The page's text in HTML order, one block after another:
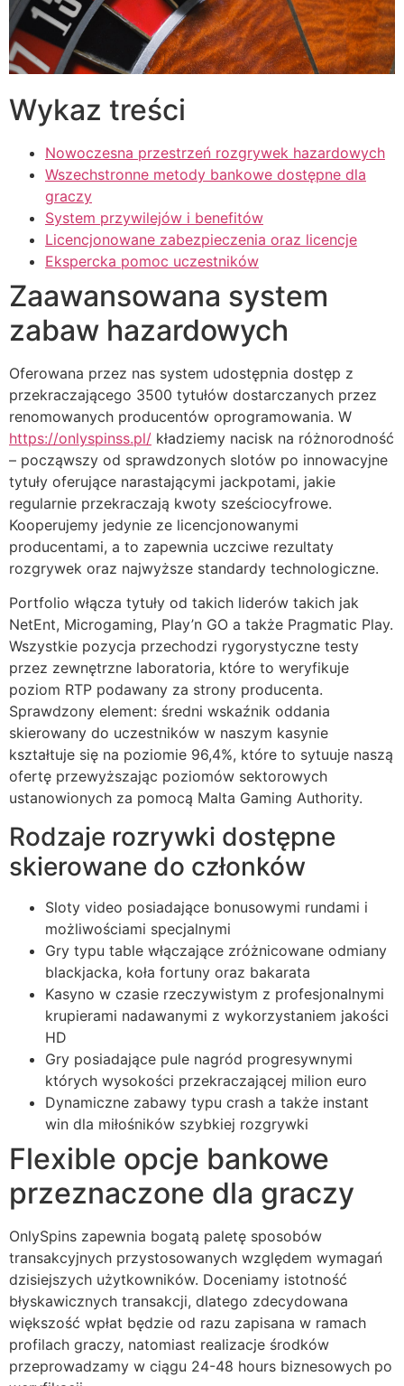
panel
panel
panel
panel
panel
panel
panel
satın al
satın al
panel
panel
panel
panel
panel
panel
panel
panel
panel
panel
panel
panel
panel
panel
panel
panel
panel
Panel
Panel
oku
Panel
Panel
panel
Oku
Wykaz treści
Nowoczesna przestrzeń rozgrywek hazardowych
Wszechstronne metody bankowe dostępne dla
graczy
System przywilejów i benefitów
Licencjonowane zabezpieczenia oraz licencje
Ekspercka pomoc uczestników
Zaawansowana system
zabaw hazardowych
Oferowana przez nas system udostępnia dostęp z
przekraczającego 3500 tytułów dostarczanych przez
renomowanych producentów oprogramowania. W
https://onlyspinss.pl/ kładziemy nacisk na różnorodność
– począwszy od sprawdzonych slotów po innowacyjne
tytuły oferujące narastającymi jackpotami, jakie
regularnie przekraczają kwoty sześciocyfrowe.
Kooperujemy jedynie ze licencjonowanymi
producentami, a to zapewnia uczciwe rezultaty
rozgrywek oraz najwyższe standardy technologiczne.
Portfolio włącza tytuły od takich liderów takich jak
NetEnt, Microgaming, Play’n GO a także Pragmatic Play.
Wszystkie pozycja przechodzi rygorystyczne testy
przez zewnętrzne laboratoria, które to weryfikuje
poziom RTP podawany za strony producenta.
Sprawdzony element: średni wskaźnik oddania
skierowany do uczestników w naszym kasynie
kształtuje się na poziomie 96,4%, które to sytuuje naszą
ofertę przewyższając poziomów sektorowych
ustanowionych za pomocą Malta Gaming Authority.
Rodzaje rozrywki dostępne
skierowane do członków
Sloty video posiadające bonusowymi rundami i
możliwościami specjalnymi
Gry typu table włączające zróżnicowane odmiany
blackjacka, koła fortuny oraz bakarata
Kasyno w czasie rzeczywistym z profesjonalnymi
krupierami nadawanymi z wykorzystaniem jakości
HD
Gry posiadające pule nagród progresywnymi
których wysokości przekraczającej milion euro
Dynamiczne zabawy typu crash a także instant
win dla miłośników szybkiej rozgrywki
Flexible opcje bankowe
przeznaczone dla graczy
OnlySpins zapewnia bogatą paletę sposobów
transakcyjnych przystosowanych względem wymagań
dzisiejszych użytkowników. Doceniamy istotność
błyskawicznych transakcji, dlatego zdecydowana
większość wpłat będzie od razu zapisana w ramach
profilach graczy, natomiast realizacje środków
przeprowadzamy w ciągu 24-48 hours biznesowych po